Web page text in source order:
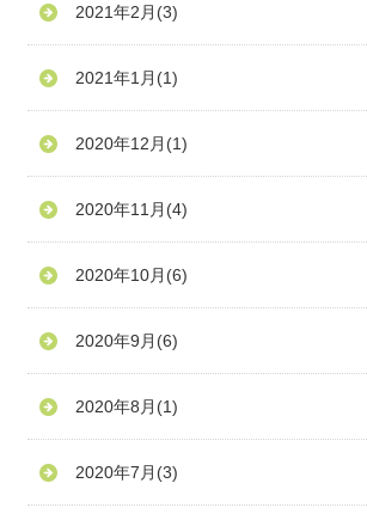
2021年2月 (3)
2021年1月 (1)
2020年12月 (1)
2020年11月 (4)
2020年10月 (6)
2020年9月 (6)
2020年8月 (1)
2020年7月 (3)